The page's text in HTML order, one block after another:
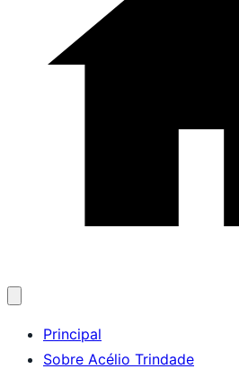
menu
Principal
Sobre Acélio Trindade